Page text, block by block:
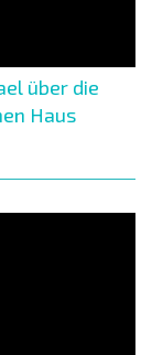
über die
Haus